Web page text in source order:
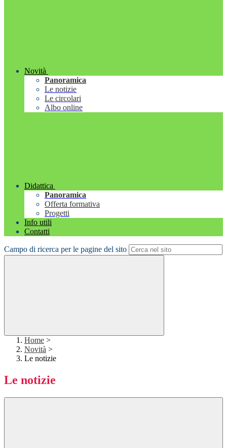
Novità
Panoramica
Le notizie
Le circolari
Albo online
Didattica
Panoramica
Offerta formativa
Progetti
Info utili
Contatti
Campo di ricerca per le pagine del sito
Home >
Novità >
Le notizie
Le notizie